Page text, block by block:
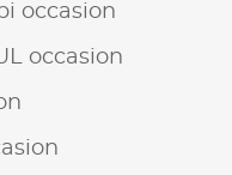
occasion
occasion